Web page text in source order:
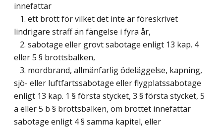
innefattar
1. ett brott för vilket det inte är föreskrivet
lindrigare straff än fängelse i fyra år,
2. sabotage eller grovt sabotage enligt 13 kap. 4
eller 5 § brottsbalken,
3. mordbrand, allmänfarlig ödeläggelse, kapning,
sjö- eller luftfartssabotage eller flygplatssabotage
enligt 13 kap. 1 § första stycket, 3 § första stycket, 5
a eller 5 b § brottsbalken, om brottet innefattar
sabotage enligt 4 § samma kapitel, eller